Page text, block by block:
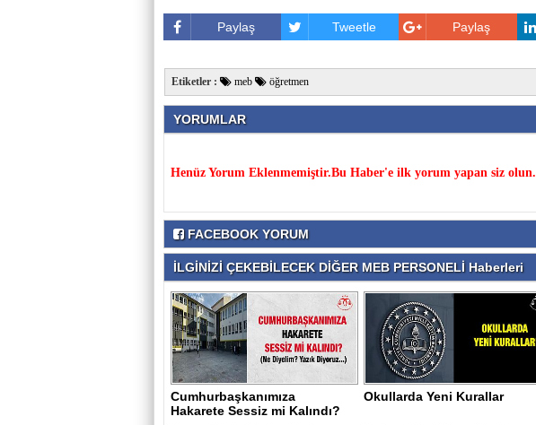
Paylaş Tweetle Paylaş
Etiketler : meb öğretmen
YORUMLAR
Henüz Yorum Eklenmemiştir.Bu Haber'e ilk yorum yapan siz olun.
FACEBOOK YORUM
İLGİNİZİ ÇEKEBİLECEK DİĞER MEB PERSONELİ Haberleri
Cumhurbaşkanımıza
Hakarete Sessiz mi Kalındı?
Okullarda Yeni Kurallar